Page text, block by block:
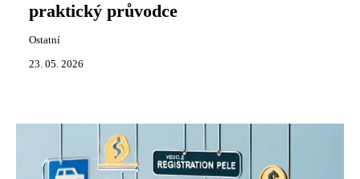
praktický průvodce
Ostatní
23. 05. 2026